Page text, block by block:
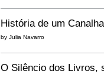
História de um Canalha
by Julia Navarro
O Silêncio dos Livros,